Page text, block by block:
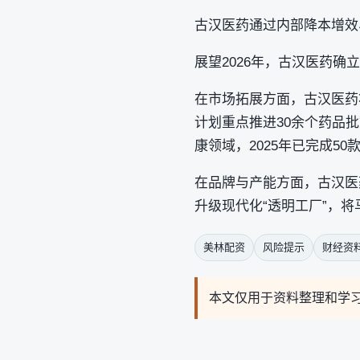
古汉医药通过内部降本增
展望2026年，古汉医药确
在市场拓展方面，古汉医
计划重点推进30余个药品
康领域，2025年已完成50
在品牌与产能方面，古汉
升级现代化“透明工厂”，
美林配资 风险提示 财经资
本文仅用于资料整理和学